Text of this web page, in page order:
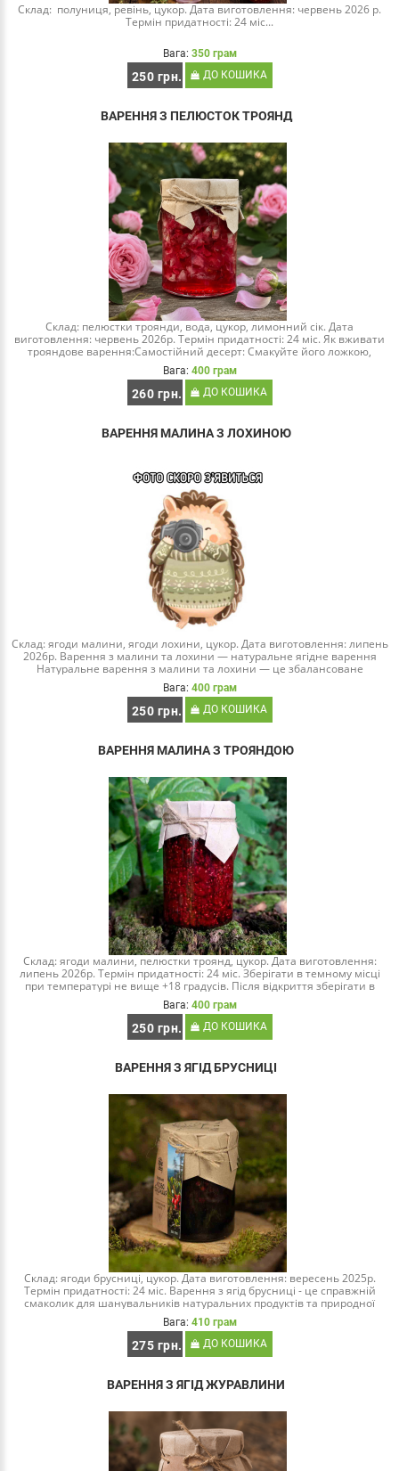
Склад: полуниця, ревінь, цукор. Дата виготовлення: червень 2026 р.
Термін придатності: 24 міс...
Вага: 350 грам
250 грн. ДО КОШИКА
ВАРЕННЯ З ПЕЛЮСТОК ТРОЯНД
Склад: пелюстки троянди, вода, цукор, лимонний сік. Дата
виготовлення: червень 2026р. Термін придатності: 24 міс. Як вживати
трояндове варення:Самостійний десерт: Смакуйте його ложкою,
насолоджуючись ніжним аро..
Вага: 400 грам
260 грн. ДО КОШИКА
ВАРЕННЯ МАЛИНА З ЛОХИНОЮ
Склад: ягоди малини, ягоди лохини, цукор. Дата виготовлення: липень
2026р. Варення з малини та лохини — натуральне ягідне варення
Натуральне варення з малини та лохини — це збалансоване
поєднання двох літніх ягід із рі..
Вага: 400 грам
250 грн. ДО КОШИКА
ВАРЕННЯ МАЛИНА З ТРОЯНДОЮ
Склад: ягоди малини, пелюстки троянд, цукор. Дата виготовлення:
липень 2026р. Термін придатності: 24 міс. Зберігати в темному місці
при температурі не вище +18 градусів. Після відкриття зберігати в
холодильнику...
Вага: 400 грам
250 грн. ДО КОШИКА
ВАРЕННЯ З ЯГІД БРУСНИЦІ
Склад: ягоди брусниці, цукор. Дата виготовлення: вересень 2025р.
Термін придатності: 24 міс. Варення з ягід брусниці - це справжній
смаколик для шанувальників натуральних продуктів та природної
смакоти. Ягоди брусниці зібран..
Вага: 410 грам
275 грн. ДО КОШИКА
ВАРЕННЯ З ЯГІД ЖУРАВЛИНИ